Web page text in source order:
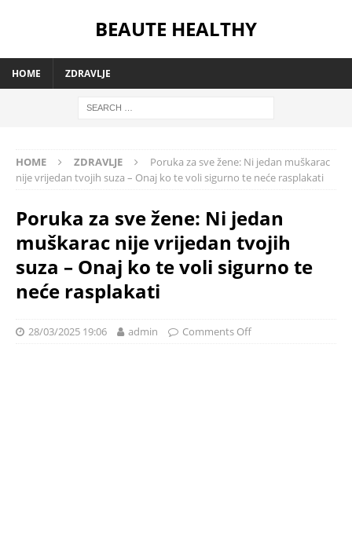
BEAUTE HEALTHY
HOME ZDRAVLJE
HOME ZDRAVLJE
Poruka za sve žene: Ni jedan muškarac
nije vrijedan tvojih suza – Onaj ko te voli sigurno te neće rasplakati
Poruka za sve žene: Ni jedan
muškarac nije vrijedan tvojih
suza – Onaj ko te voli sigurno te
neće rasplakati
28/03/2025 19:06 admin Comments Off